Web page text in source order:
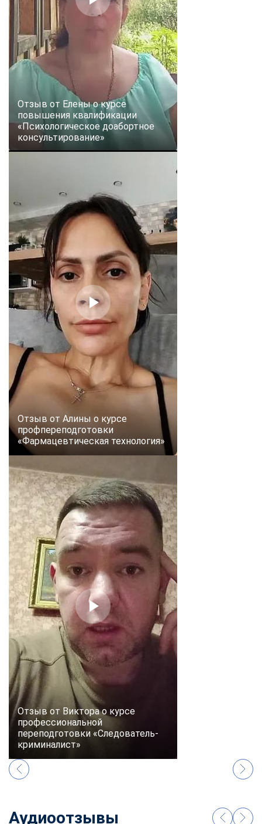
Отзыв от Елены о курсе
повышения квалификации
«Психологическое доабортное
консультирование»
Отзыв от Алины о курсе
профпереподготовки
«Фармацевтическая технология»
Отзыв от Виктора о курсе
профессиональной
переподготовки «Следователь-
криминалист»
Аудиоотзывы